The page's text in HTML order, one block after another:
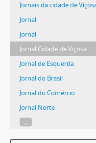
Jornais da cidade de
Jornal
jornal
Jornal Cidade de Viçosa
Jornal de Esquerda
Jornal do Brasil
Jornal do Comércio
Jornal Norte
...